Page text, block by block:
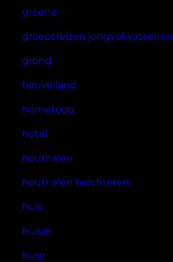
groene
groepsreizen jongvolwassenen
grond
heuvelland
hometogo
hotel
houthalen
houthalen helchteren
huis
huisje
huur